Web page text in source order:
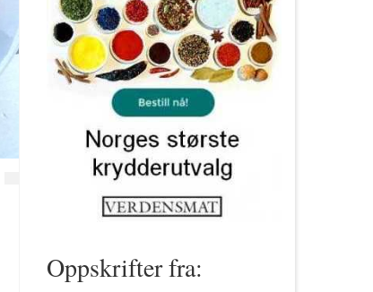
Oppskrifter fra: